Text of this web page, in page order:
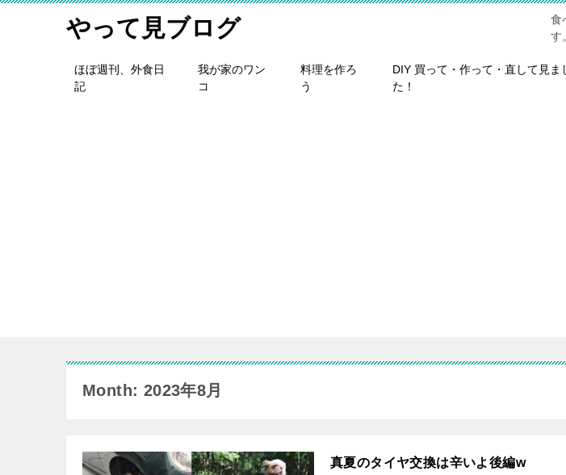
やって見ブログ
食
す。
ほぼ週刊、外食日
記
我が家のワン
コ
料理を作ろ
う
DIY 買って・作って・直して見ま
た！
Month: 2023年8月
真夏のタイヤ交換は辛いよ後編w